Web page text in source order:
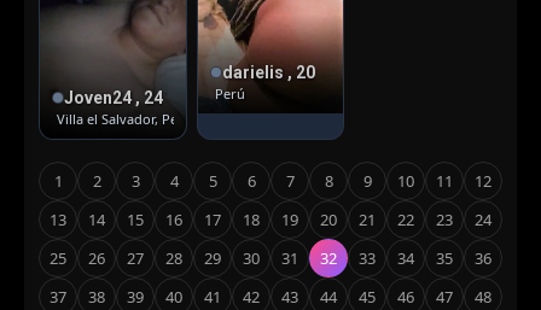
Joven24 , 24
Villa el Salvador, Perú · Versátil
darielis , 20
Perú
1 2 3 4 5 6 7 8 9 10 11
12
13
14 15 16 17 18 19 20 21 22 23
24
25
26 27 28 29 30 31 32 33 34 35
36
37
38 39 40 41 42 43 44 45 46 47
48